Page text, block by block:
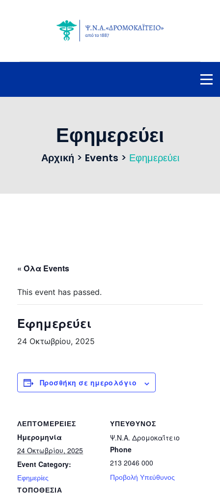
Εφημερεύει
Αρχική > Events > Εφημερεύει
« Όλα Events
This event has passed.
Εφημερεύει
24 Οκτωβρίου, 2025
Προσθήκη σε ημερολόγιο
ΛΕΠΤΟΜΈΡΕΙΕΣ
Ημερομηνία
24 Οκτωβρίου, 2025
Event Category:
Εφημερίες
ΤΟΠΟΘΕΣΊΑ
ΥΠΕΎΘΥΝΟΣ
Ψ.Ν.Α. Δρομοκαΐτειο
Phone
213 2046 000
Προβολή Υπεύθυνος